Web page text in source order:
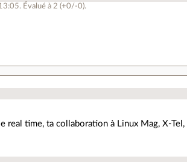
. Évalué à 2 (+0/-0).
time, ta collaboration à Linux Mag, X-Tel,